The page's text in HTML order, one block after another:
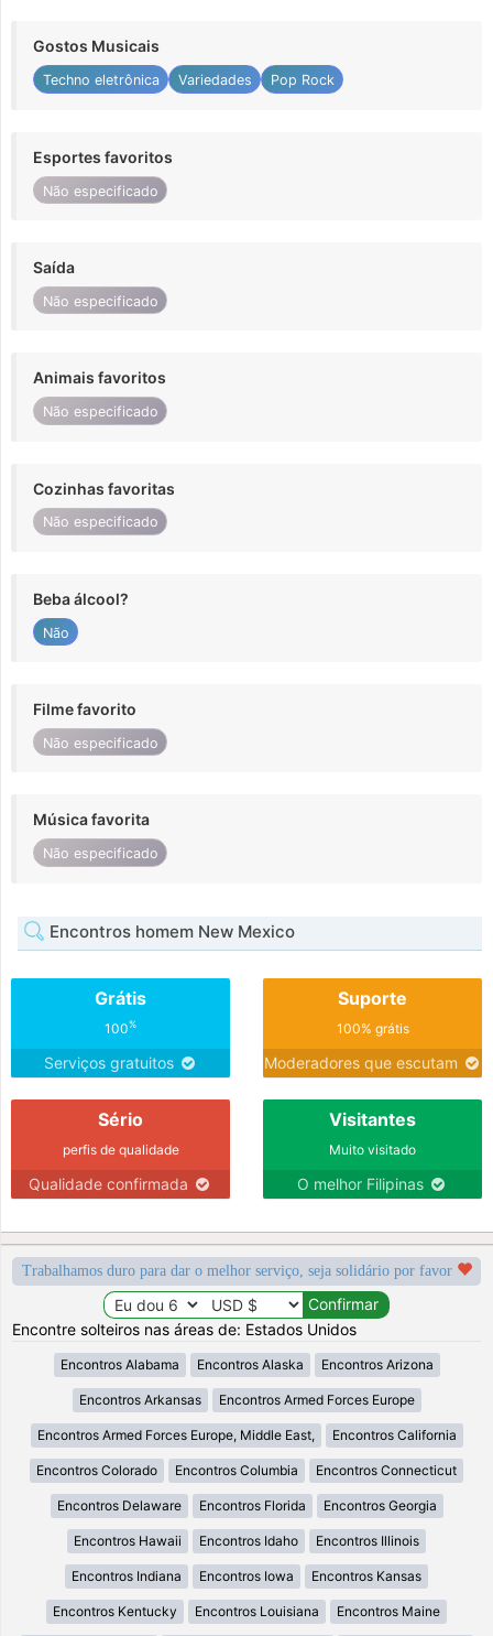
Gostos Musicais
Techno eletrônica Variedades Pop Rock
Esportes favoritos
Não especificado
Saída
Não especificado
Animais favoritos
Não especificado
Cozinhas favoritas
Não especificado
Beba álcool?
Não
Filme favorito
Não especificado
Música favorita
Não especificado
Encontros homem New Mexico
Grátis
100%
Serviços gratuitos
Suporte
100% grátis
Moderadores que escutam
Sério
perfis de qualidade
Qualidade confirmada
Visitantes
Muito visitado
O melhor Filipinas
Trabalhamos duro para dar o melhor serviço, seja solidário por favor
Encontre solteiros nas áreas de: Estados Unidos
Encontros Alabama Encontros Alaska Encontros Arizona
Encontros Arkansas Encontros Armed Forces Europe
Encontros Armed Forces Europe, Middle East, Encontros California
Encontros Colorado Encontros Columbia Encontros Connecticut
Encontros Delaware Encontros Florida Encontros Georgia
Encontros Hawaii Encontros Idaho Encontros Illinois
Encontros Indiana Encontros Iowa Encontros Kansas
Encontros Kentucky Encontros Louisiana Encontros Maine